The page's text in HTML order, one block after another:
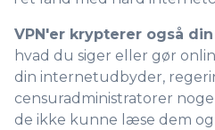
VPN'er krypterer også
hvad du siger eller gør
din internetudbyder,
censuradministratorer
de ikke kunne læse dem og